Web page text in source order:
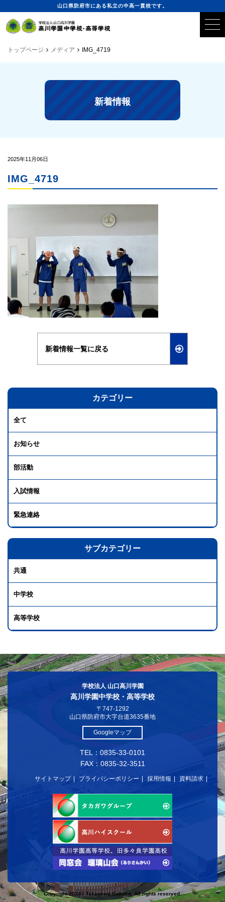
山口県防府市にある私立の中高一貫校です。
トップページ メディア IMG_4719
新着情報
2025年11月06日
IMG_4719
新着情報一覧に戻る
カテゴリー
全て
お知らせ
部活動
入試情報
緊急連絡
サブカテゴリー
共通
中学校
高等学校
学校法人 山口高川学園
高川学園中学校・高等学校
〒747-1292
山口県防府市大字台道3635番地
Googleマップ
TEL：0835-33-0101
FAX：0835-32-3511
サイトマップ プライバシーポリシー 採用情報 資料請求
Copyright 2024© Takagawa Gakuen. All rights reserved.